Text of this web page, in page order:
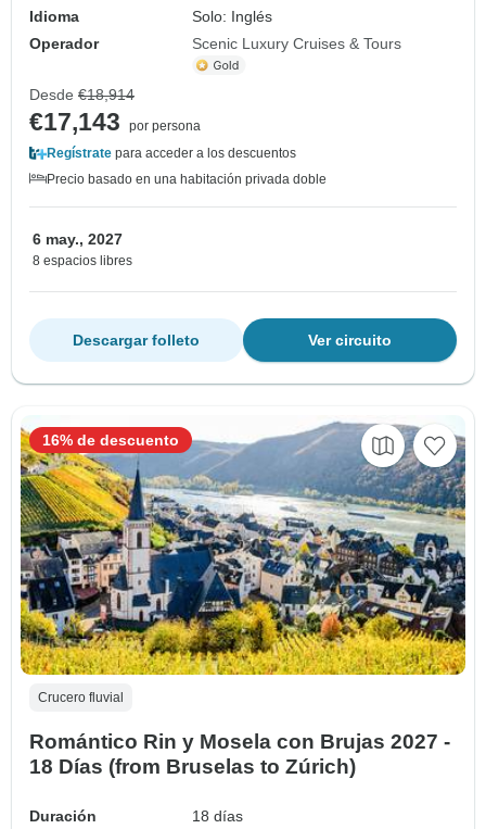
Idioma
Solo: Inglés
Operador
Scenic Luxury Cruises & Tours
Desde €18,914
€17,143
por persona
Regístrate para acceder a los descuentos
Precio basado en una habitación privada doble
6 may., 2027
8 espacios libres
Ver circuito
Descargar folleto
Crucero fluvial
Romántico Rin y Mosela con Brujas 2027 -
18 Días (from Bruselas to Zúrich)
Duración 18 días
16% de descuento